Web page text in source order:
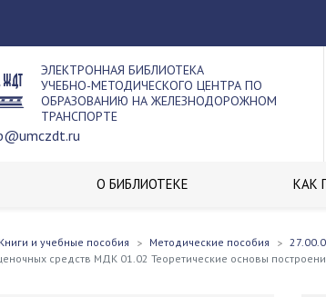
ЭЛЕКТРОННАЯ БИБЛИОТЕКА
УЧЕБНО-МЕТОДИЧЕСКОГО ЦЕНТРА ПО
ОБРАЗОВАНИЮ НА ЖЕЛЕЗНОДОРОЖНОМ
ТРАНСПОРТЕ
О БИБЛИОТЕКЕ КАК
Книги и учебные пособия Методические пособия
средств МДК 01.02 Теоретические основы